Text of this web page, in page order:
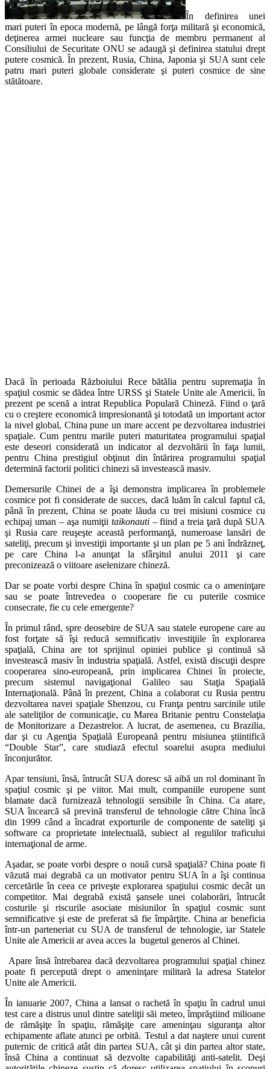
În definirea unei
mari puteri în epoca modernă, pe lângă forţa militară şi economică,
deţinerea armei nucleare sau funcţia de membru permanent al
Consiliului de Securitate ONU se adaugă şi definirea statului drept
putere cosmică. În prezent, Rusia, China, Japonia şi SUA sunt cele
patru mari puteri globale considerate şi puteri cosmice de sine
stătătoare.
Dacă în perioada Războiului Rece bătălia pentru supremaţia în
spaţiul cosmic se dădea între URSS şi Statele Unite ale Americii, în
prezent pe scenă a intrat Republica Populară Chineză. Fiind o ţară
cu o creştere economică impresionantă şi totodată un important actor
la nivel global, China pune un mare accent pe dezvoltarea industriei
spaţiale. Cum pentru marile puteri maturitatea programului spaţial
este deseori considerată un indicator al dezvoltării în faţa lumii,
pentru China prestigiul obţinut din întărirea programului spaţial
determină factorii politici chinezi să investească masiv.
Demersurile Chinei de a îşi demonstra implicarea în problemele
cosmice pot fi considerate de succes, dacă luăm în calcul faptul că,
până în prezent, China se poate lăuda cu trei misiuni cosmice cu
echipaj uman – aşa numiţii taikonauti– fiind a treia ţară după SUA
şi Rusia care reuşeşte această performanţă, numeroase lansări de
sateliţi, precum şi investiţii importante şi un plan pe 5 ani îndrăzneţ,
pe care China l-a anunţat la sfârşitul anului 2011 şi care
preconizează o viitoare aselenizare chineză.
Dar se poate vorbi despre China în spaţiul cosmic ca o ameninţare
sau se poate întrevedea o cooperare fie cu puterile cosmice
consecrate, fie cu cele emergente?
În primul rând, spre deosebire de SUA sau statele europene care au
fost forţate să îşi reducă semnificativ investiţiile în explorarea
spaţială, China are tot sprijinul opiniei publice şi continuă să
investească masiv în industria spaţială. Astfel, există discuţii despre
cooperarea sino-europeană, prin implicarea Chinei în proiecte,
precum sistemul navigaţional Galileo sau Staţia Spaţială
Internaţională. Până în prezent, China a colaborat cu Rusia pentru
dezvoltarea navei spaţiale Shenzou, cu Franţa pentru sarcinile utile
ale sateliţilor de comunicaţie, cu Marea Britanie pentru Constelaţia
de Monitorizare a Dezastrelor. A lucrat, de asemenea, cu Brazilia,
dar şi cu Agenţia Spaţială Europeană pentru misiunea ştiintifică
“Double Star”, care studiază efectul soarelui asupra mediului
înconjurător.
Apar tensiuni, însă, întrucât SUA doresc să aibă un rol dominant în
spaţiul cosmic şi pe viitor. Mai mult, companiile europene sunt
blamate dacă furnizează tehnologii sensibile în China. Ca atare,
SUA încearcă să prevină transferul de tehnologie către China încă
din 1999 când a încadrat exporturile de componente de sateliţi şi
software ca proprietate intelectuală, subiect al regulilor traficului
internaţional de arme.
Aşadar, se poate vorbi despre o nouă cursă spaţială? China poate fi
văzută mai degrabă ca un motivator pentru SUA în a îşi continua
cercetările în ceea ce priveşte explorarea spaţiului cosmic decât un
competitor. Mai degrabă există şansele unei colaborări, întrucât
costurile şi riscurile asociate misiunilor în spaţiul cosmic sunt
semnificative şi este de preferat să fie împărţite. China ar beneficia
într-un parteneriat cu SUA de transferul de tehnologie, iar Statele
Unite ale Americii ar avea acces la bugetul generos al Chinei.
Apare însă întrebarea dacă dezvoltarea programului spaţial chinez
poate fi percepută drept o ameninţare militară la adresa Statelor
Unite ale Americii.
În ianuarie 2007, China a lansat o rachetă în spaţiu în cadrul unui
test care a distrus unul dintre sateliţii săi meteo, împrăştiind milioane
de rămăşiţe în spaţiu, rămăşiţe care ameninţau siguranţa altor
echipamente aflate atunci pe orbită. Testul a dat naştere unui curent
puternic de critică atât din partea SUA, cât şi din partea altor state,
însă China a continuat să dezvolte capabilităţi anti-satelit. Deşi